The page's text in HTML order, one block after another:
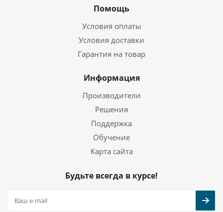
Помощь
Условия оплаты
Условия доставки
Гарантия на товар
Информация
Производители
Решения
Поддержка
Обучение
Карта сайта
Будьте всегда в курсе!